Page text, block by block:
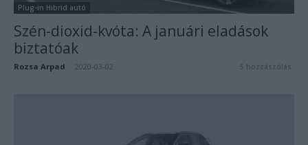
Plug-in Hibrid autó
Szén-dioxid-kvóta: A januári eladások
biztatóak
Rozsa Arpad 2020-03-02 5 hozzászólás